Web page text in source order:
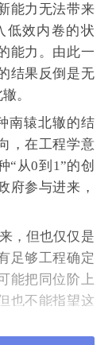
能力无法带来
低效内卷的状
能力。由此一
结果反倒是无
。
南辕北辙的结
，在工程学意
“从0到1”的创
府参与进来，
，但也仅仅是
足够工程确定
能把同位阶上
也不能指望这